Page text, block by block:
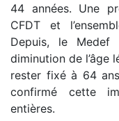
44 années. Une
CFDT et
Depuis, le
diminution de l’âge
rester fixé à 64
confirmé cette
entières.